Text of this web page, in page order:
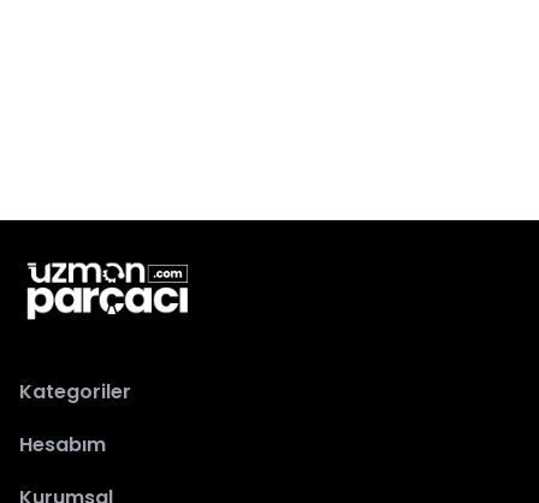
Kategoriler
Hesabım